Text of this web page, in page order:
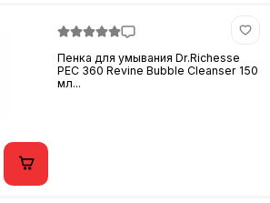
Пенка для умывания Dr.Richesse
PEC 360 Revine Bubble Cleanser 150
мл...